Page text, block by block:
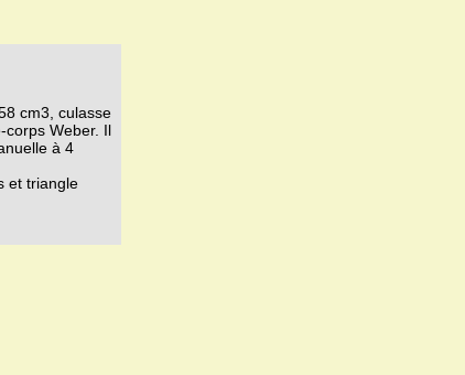
cm3, culasse
corps Weber. Il
à 4
et triangle